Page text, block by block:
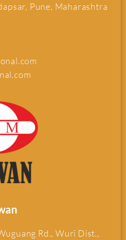
Pune, Maharashtra
Rd., Wuri Dist.,